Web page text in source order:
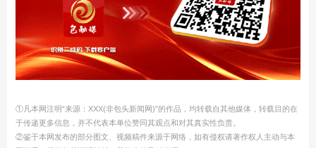
①凡本网注明“来源：XXX(非包头新闻网)”的作品，均转载自其他媒体，转载目的在
于传递更多信息，并不代表本单位赞同其观点和对其真实性负责。
②鉴于本网发布的部分图文、视频稿件来源于网络，如有侵权请著作权人主动与本